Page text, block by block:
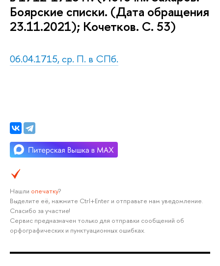
Боярские списки. (Дата обращения
23.11.2021); Кочетков. С. 53)
06.04.1715, ср. П. в СПб.
Нашли опечатку?
Выделите её, нажмите Ctrl+Enter и отправьте нам уведомление.
Спасибо за участие!
Сервис предназначен только для отправки сообщений об
орфографических и пунктуационных ошибках.